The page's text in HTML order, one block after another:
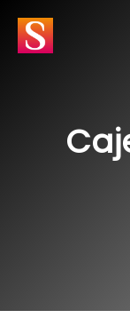
contenido